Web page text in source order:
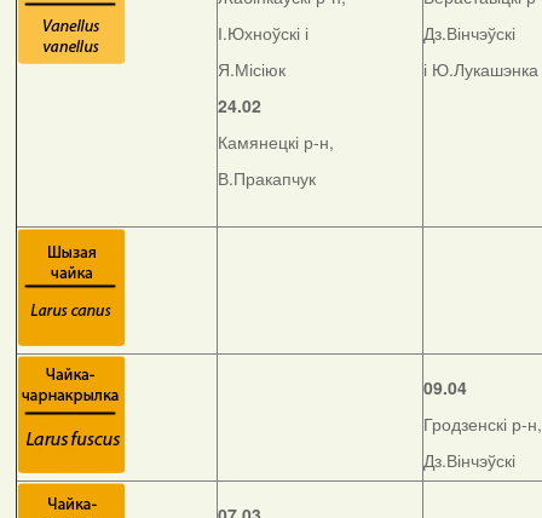
І.Юхноўскі і
Я.Місіюк
24.02
Камянецкі р-н,
В.Пракапчук
Дз.Вінчэўскі
і Ю.Лукашэнка
09.04
Гродзенскі р-н,
Дз.Вінчэўскі